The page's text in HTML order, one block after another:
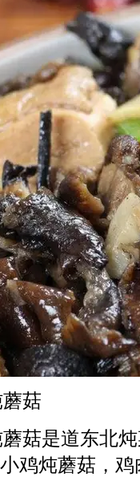
菇
菇是道东北
鸡炖蘑菇，